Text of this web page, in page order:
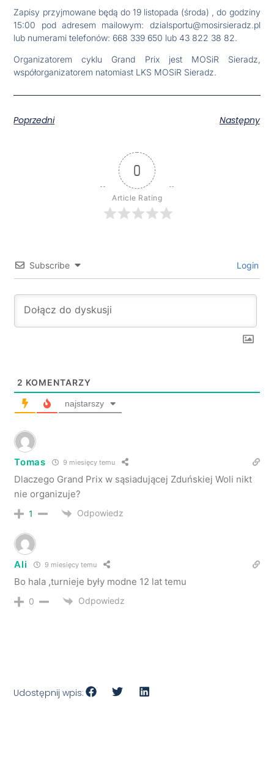
Zapisy przyjmowane będą do 19 listopada (środa) , do godziny
15:00 pod adresem mailowym: dzialsportu@mosirsieradz.pl
lub numerami telefonów: 668 339 650 lub 43 822 38 82.
Organizatorem cyklu Grand Prix jest MOSiR Sieradz,
współorganizatorem natomiast LKS MOSiR Sieradz.
Poprzedni Następny
0
Article Rating
Subscribe Login
2 KOMENTARZY
najstarszy
Tomas 9 miesięcy temu
Dlaczego Grand Prix w sąsiadującej Zduńskiej Woli nikt
nie organizuje?
1 Odpowiedz
Ali 9 miesięcy temu
Bo hala ,turnieje były modne 12 lat temu
0 Odpowiedz
Udostępnij wpis: